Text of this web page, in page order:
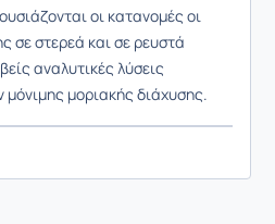
οι κατανομές οι
σε στερεά και σε ρευστά
αναλυτικές λύσεις
μοριακής διάχυσης.